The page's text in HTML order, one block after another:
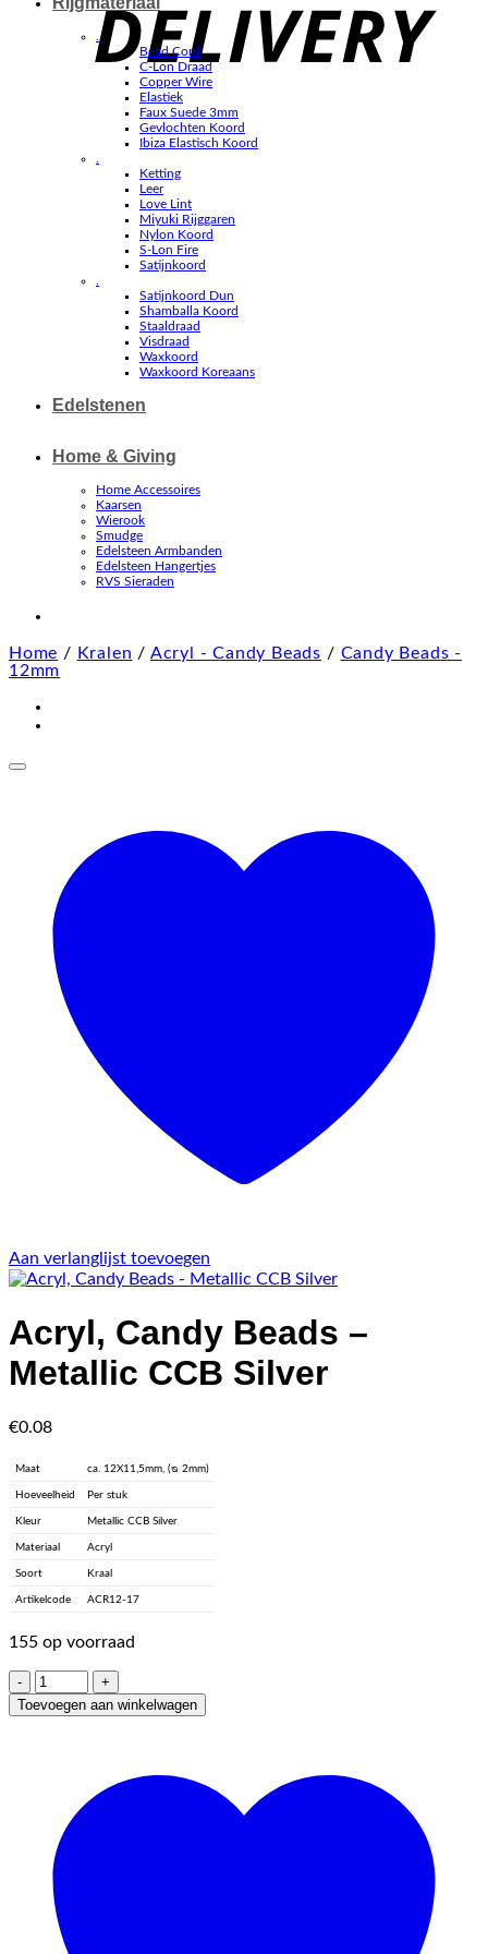
.
Bead Cord
C-Lon Draad
Copper Wire
Elastiek
Faux Suede 3mm
Gevlochten Koord
Ibiza Elastisch Koord
.
Ketting
Leer
Love Lint
Miyuki Rijggaren
Nylon Koord
S-Lon Fire
Satijnkoord
.
Satijnkoord Dun
Shamballa Koord
Staaldraad
Visdraad
Waxkoord
Waxkoord Koreaans
Edelstenen
Home & Giving
Home Accessoires
Kaarsen
Wierook
Smudge
Edelsteen Armbanden
Edelsteen Hangertjes
RVS Sieraden
Home / Kralen / Acryl - Candy Beads / Candy Beads -
12mm
Aan verlanglijst toevoegen
Acryl, Candy Beads –
Metallic CCB Silver
€0.08
Maat ca. 12X11,5mm, (ᴓ 2mm)
Hoeveelheid Per stuk
Kleur Metallic CCB Silver
Materiaal Acryl
Soort Kraal
Artikelcode ACR12-17
155 op voorraad
Acryl,
Candy
Beads
aantal
Toevoegen aan winkelwagen